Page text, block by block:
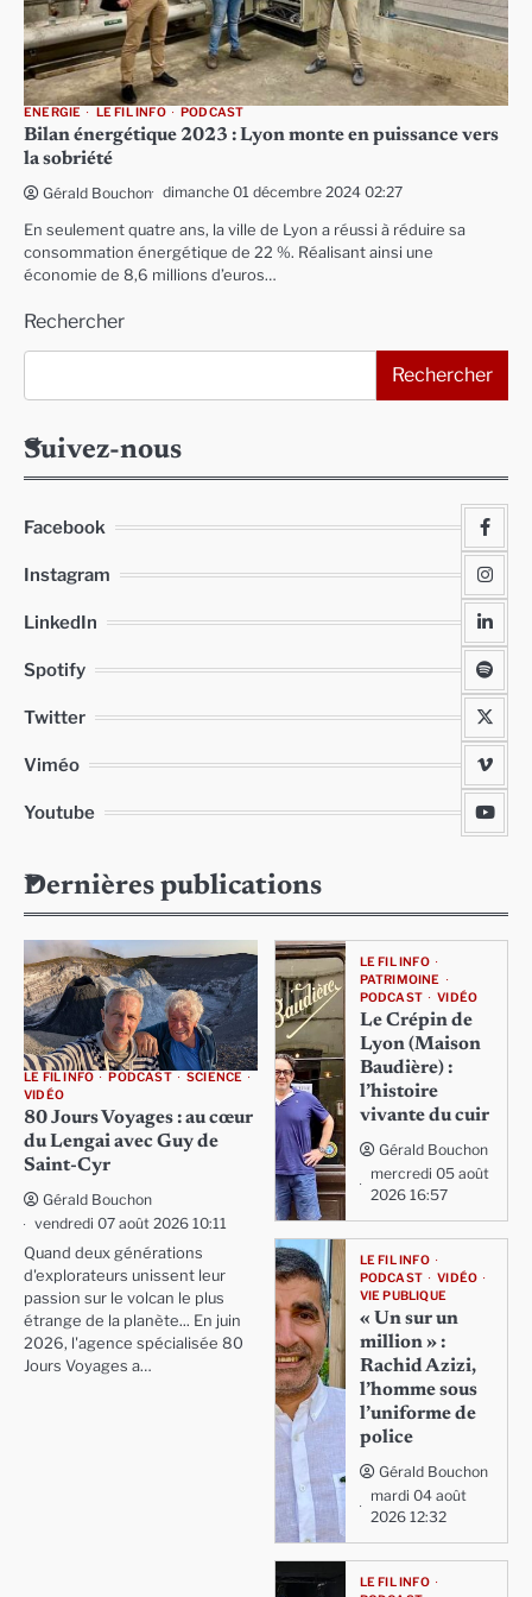
ENERGIE LE FIL INFO PODCAST
Bilan énergétique 2023 : Lyon monte en puissance vers
la sobriété
Gérald Bouchon dimanche 01 décembre 2024 02:27
En seulement quatre ans, la ville de Lyon a réussi à réduire sa
consommation énergétique de 22 %. Réalisant ainsi une
économie de 8,6 millions d’euros…
Rechercher
Rechercher
Suivez-nous
Facebook
Instagram
LinkedIn
Spotify
Twitter
Viméo
Youtube
Dernières publications
LE FIL INFO PODCAST
SCIENCE
VIDÉO
80 Jours Voyages : au cœur
du Lengai avec Guy de
Saint-Cyr
Gérald Bouchon
vendredi 07 août 2026 10:11
Quand deux générations
d'explorateurs unissent leur
passion sur le volcan le plus
étrange de la planète... En juin
2026, l'agence spécialisée 80
Jours Voyages a…
LE FIL INFO
PATRIMOINE
PODCAST
VIDÉO
Le Crépin de
Lyon (Maison
Baudière) :
l’histoire
vivante du cuir
Gérald Bouchon
mercredi 05 août
2026 16:57
LE FIL INFO
PODCAST
VIDÉO
VIE PUBLIQUE
« Un sur un
million » :
Rachid Azizi,
l’homme sous
l’uniforme de
police
Gérald Bouchon
mardi 04 août
2026 12:32
LE FIL INFO